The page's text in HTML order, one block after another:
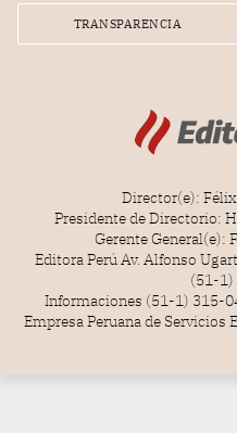
TRANSPARENCIA
Director(e):
Presidente de Directorio:
Gerente General(e):
Editora Perú Av. Alfonso
(51-1)
Informaciones (51-1) 315-
Empresa Peruana de Servicios